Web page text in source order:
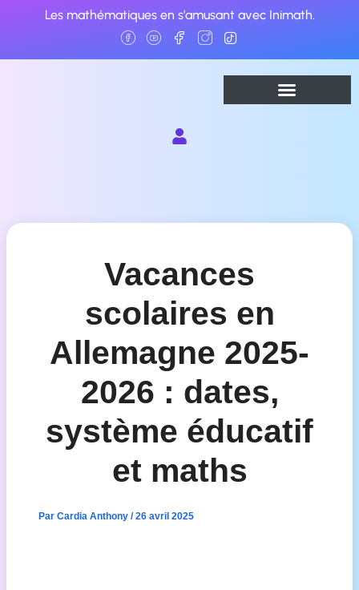
Les mathématiques en s’amusant avec Inimath.
Vacances
scolaires en
Allemagne 2025-
2026 : dates,
système éducatif
et maths
Par Cardia Anthony /26 avril 2025